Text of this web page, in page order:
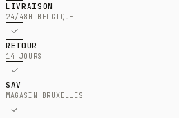
LIVRAISON
24/48H BELGIQUE
RETOUR
14 JOURS
SAV
MAGASIN BRUXELLES